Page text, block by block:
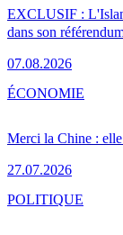
EXCLUSIF :
dans son
07.08.2026
Merci la Chine :
27.07.2026
ÉCONOMIE
POLITIQUE